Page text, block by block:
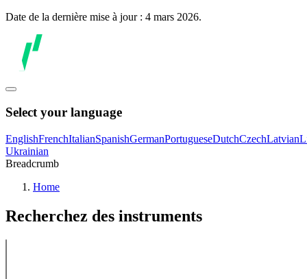
Date de la dernière mise à jour : 4 mars 2026.
Select your language
EnglishFrenchItalianSpanishGermanPortugueseDutchCzechLatvian
Ukrainian
Breadcrumb
Home
Recherchez des instruments